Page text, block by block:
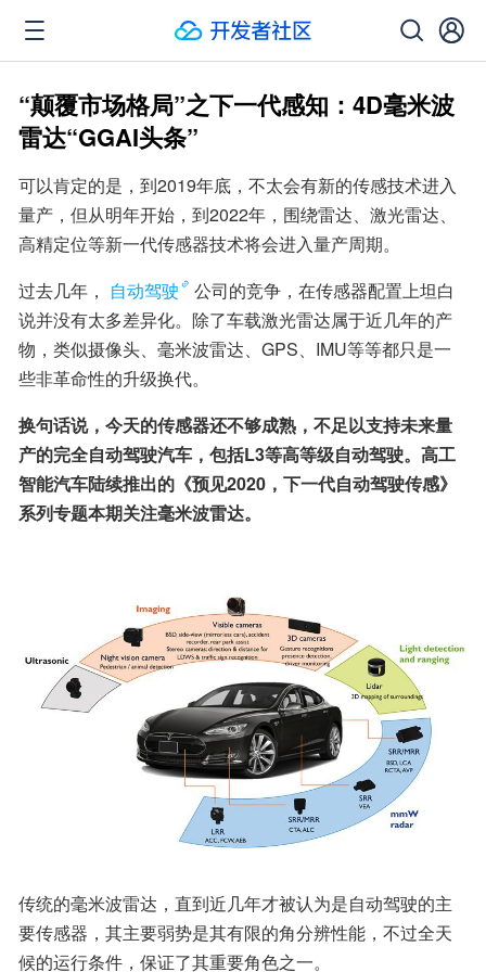
“颠覆市场格局”之下一代感知：4D毫米波
雷达“GGAI头条”
可以肯定的是，到2019年底，不太会有新的传感技术进入
量产，但从明年开始，到2022年，围绕雷达、激光雷达、
高精定位等新一代传感器技术将会进入量产周期。
过去几年， 自动驾驶
公司的竞争，在传感器配置上坦白
说并没有太多差异化。除了车载激光雷达属于近几年的产
物，类似摄像头、毫米波雷达、GPS、IMU等等都只是一
些非革命性的升级换代。
换句话说，今天的传感器还不够成熟，不足以支持未来量
产的完全自动驾驶汽车，包括L3等高等级自动驾驶。高工
智能汽车陆续推出的《预见2020，下一代自动驾驶传感》
系列专题本期关注毫米波雷达。
传统的毫米波雷达，直到近几年才被认为是自动驾驶的主
要传感器，其主要弱势是其有限的角分辨性能，不过全天
候的运行条件，保证了其重要角色之一。